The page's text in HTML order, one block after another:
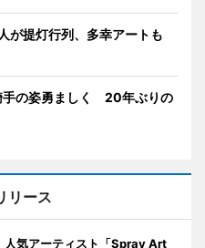
提灯行列、多幸アートも
手の姿勇ましく 20年ぶりの
リース
気アーティスト「Spray Art